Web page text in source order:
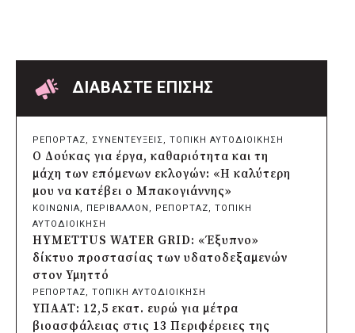
δίκτυο ηλεκτροφωτισμού
πριν από 2 μέρες
Δήμος Πατρέων: Αντικατάσταση
φωτιστικών μετά τη λεηλασία στο έλος
της Αγυιάς
πριν από 2 μέρες
Δήμος Σαρωνικού: Βανδάλισαν το
εκκλησάκι της Μεταμόρφωσης του
Σωτήρος
πριν από 2 μέρες
Περιφέρεια Αττικής: Έξι συμπεράσματα
για την ψηφιακή μετάβαση των
επιχειρήσεων
πριν από 2 μέρες
Δήμος Σαρωνικού και ΑΡΧΕΛΩΝ
ΔΙΑΒΑΣΤΕ ΕΠΙΣΗΣ
ΡΕΠΟΡΤΑΖ, ΣΥΝΕΝΤΕΥΞΕΙΣ, ΤΟΠΙΚΗ ΑΥΤΟΔΙΟΙΚΗΣΗ
Ο Δούκας για έργα, καθαριότητα και τη
μάχη των επόμενων εκλογών: «Η καλύτερη
μου να κατέβει ο Μπακογιάννης»
ΚΟΙΝΩΝΙΑ, ΠΕΡΙΒΑΛΛΟΝ , ΡΕΠΟΡΤΑΖ, ΤΟΠΙΚΗ
ΑΥΤΟΔΙΟΙΚΗΣΗ
HYMETTUS WATER GRID: «Έξυπνο»
δίκτυο προστασίας των υδατοδεξαμενών
στον Υμηττό
ΡΕΠΟΡΤΑΖ, ΤΟΠΙΚΗ ΑΥΤΟΔΙΟΙΚΗΣΗ
ΥΠΑΑΤ: 12,5 εκατ. ευρώ για μέτρα
βιοασφάλειας στις 13 Περιφέρειες της